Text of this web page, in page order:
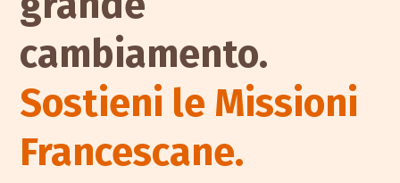
cambiamento.
Sostieni le Missioni
Francescane.